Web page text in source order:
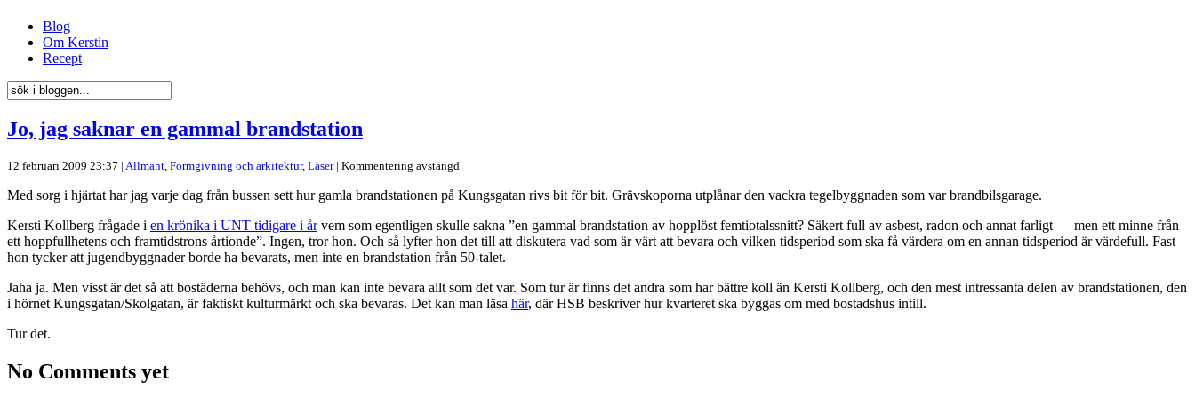
Blog
Om Kerstin
Recept
Jo, jag saknar en gammal brandstation
12 februari 2009 23:37 | Allmänt, Formgivning och arkitektur, Läser| Kommentering avstängd
Med sorg i hjärtat har jag varje dag från bussen sett hur gamla brandstationen på Kungsgatan rivs bit för bit. Grävskoporna utplånar den vackra tegelbyggnaden som var brandbilsgarage.
Kersti Kollberg frågade i en krönika i UNT tidigare i årvem som egentligen skulle sakna ”en gammal brandstation av hopplöst femtiotalssnitt? Säkert full av asbest, radon och annat farligt — men ett minne från
ett hoppfullhetens och framtidstrons årtionde”. Ingen, tror hon. Och så lyfter hon det till att diskutera vad som är värt att bevara och vilken tidsperiod som ska få värdera om en annan tidsperiod är värdefull. Fast
hon tycker att jugendbyggnader borde ha bevarats, men inte en brandstation från 50-talet.
Jaha ja. Men visst är det så att bostäderna behövs, och man kan inte bevara allt som det var. Som tur är finns det andra som har bättre koll än Kersti Kollberg, och den mest intressanta delen av brandstationen, den
i hörnet Kungsgatan/Skolgatan, är faktiskt kulturmärkt och ska bevaras. Det kan man läsa här, där HSB beskriver hur kvarteret ska byggas om med bostadshus intill.
Tur det.
No Comments yet